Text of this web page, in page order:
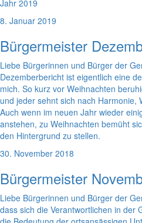
Jahr 2019
8. Januar 2019
Bürgermeister
Liebe Bürgerinnen und Bürger der
Dezemberbericht ist eigentlich eine
mich. So kurz vor Weihnachten
und jeder sehnt sich nach Harmonie,
Auch wenn im neuen Jahr wieder
anstehen, zu Weihnachten bemüht
den Hintergrund zu stellen.
30. November 2018
Bürgermeister
Liebe Bürgerinnen und Bürger der
dass sich die Verantwortlichen in der